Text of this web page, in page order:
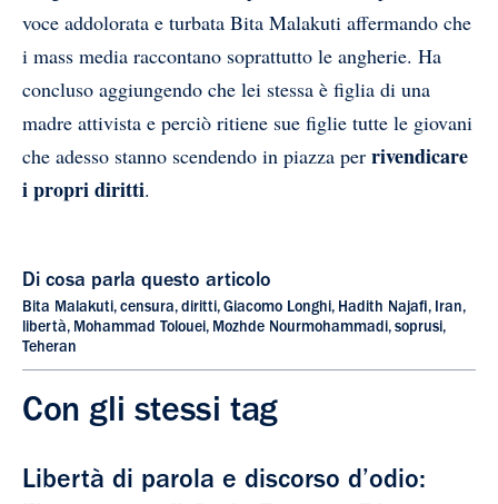
voce addolorata e turbata Bita Malakuti affermando che
i mass media raccontano soprattutto le angherie. Ha
concluso aggiungendo che lei stessa è figlia di una
madre attivista e perciò ritiene sue figlie tutte le giovani
che adesso stanno scendendo in piazza per rivendicare
i propri diritti.
Di cosa parla questo articolo
Bita Malakuti, censura, diritti, Giacomo Longhi, Hadith Najafi, Iran,
libertà, Mohammad Tolouei, Mozhde Nourmohammadi, soprusi,
Teheran
Con gli stessi tag
Libertà di parola e discorso d’odio: